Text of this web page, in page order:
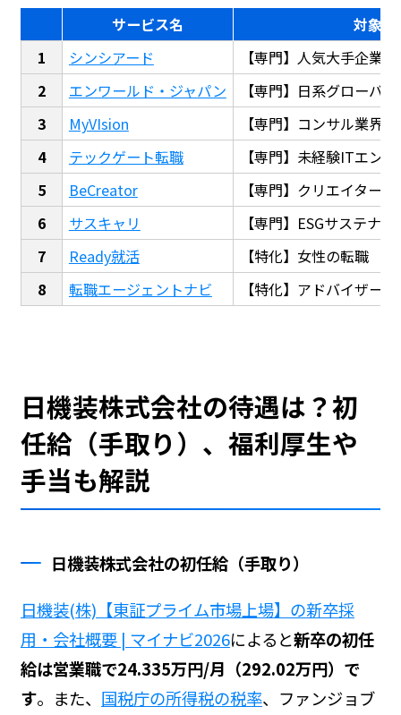
サービス名
対象
シンシアード
【専門】人気大手企業
エンワールド・ジャパン
【専門】日系グローバ
MyVIsion
【専門】コンサル業界
テックゲート転職
【専門】未経験ITエン
BeCreator
【専門】クリエイター
サスキャリ
【専門】ESGサステナ
Ready就活
【特化】女性の転職
転職エージェントナビ
【特化】アドバイザー
日機装株式会社の待遇は？初
任給（手取り）、福利厚生や
手当も解説
日機装株式会社の初任給（手取り）
日機装(株)【東証プライム市場上場】の新卒採
用・会社概要 | マイナビ2026によると新卒の初任
給は営業職で24.335万円/月（292.02万円）で
す。また、 国税庁の所得税の税率、ファンジョブ